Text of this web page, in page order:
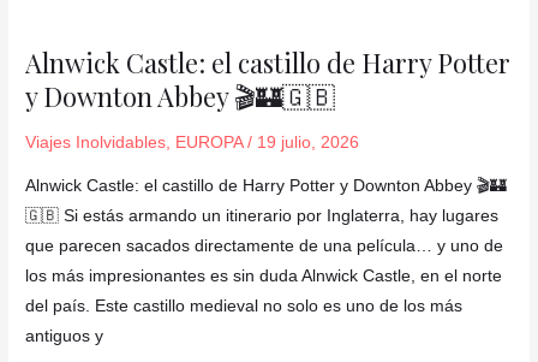
Alnwick Castle: el castillo de Harry Potter
y Downton Abbey 🎬🏰🇬🇧
Viajes Inolvidables EUROPA/ 19 julio, 2026
Alnwick Castle: el castillo de Harry Potter y Downton Abbey 🎬🏰
🇬🇧 Si estás armando un itinerario por Inglaterra, hay lugares
que parecen sacados directamente de una película… y uno de
los más impresionantes es sin duda Alnwick Castle, en el norte
del país. Este castillo medieval no solo es uno de los más
antiguos y
el
castillo
Harry
Potter
y
Downton
Abbey
🎬
🏰